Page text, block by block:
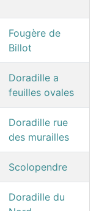
Fougère de
Billot
Doradille a
feuilles ovales
Doradille rue
des murailles
Scolopendre
Doradille du